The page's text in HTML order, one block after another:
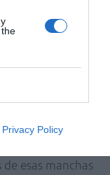
Privacy Policy
del
que se centró
explicó
que se usan en
de
nos puede
casi a diario,
esas manchas